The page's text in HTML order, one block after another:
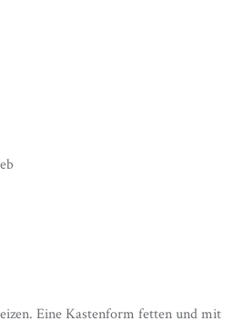
Eine Kastenform fetten und mit